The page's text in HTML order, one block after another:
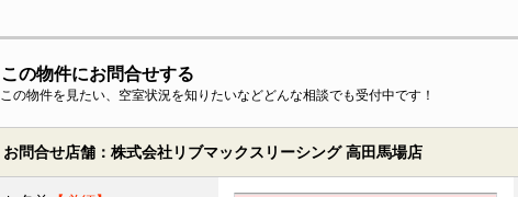
この物件にお問合せする
この物件を見たい、空室状況を知りたいなどどんな相談でも受付中です！
お問合せ店舗：株式会社リブマックスリーシング 高田馬場店